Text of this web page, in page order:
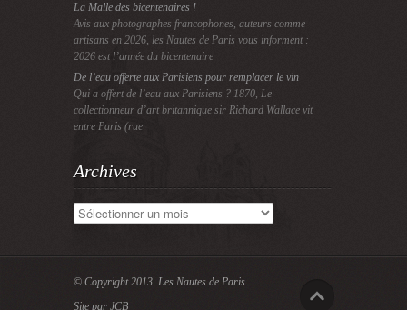
La Malle des bicentenaires !
Avis aux photographes francophones, auteurs comme
artisans en 2026, les Nautes de Paris vous informent :
2026 est l’année du bicentenaire
De l’eau offerte aux Parisiens pour remplacer le vin
Qui a offert de l’eau aux Parisiens ? 1870, Le
collectionneur d’art britannique sir Richard Wallace vit
entre Paris (rue
Archives
Archives
© Copyright 2013. Les Nautes de Paris
Site par JCB